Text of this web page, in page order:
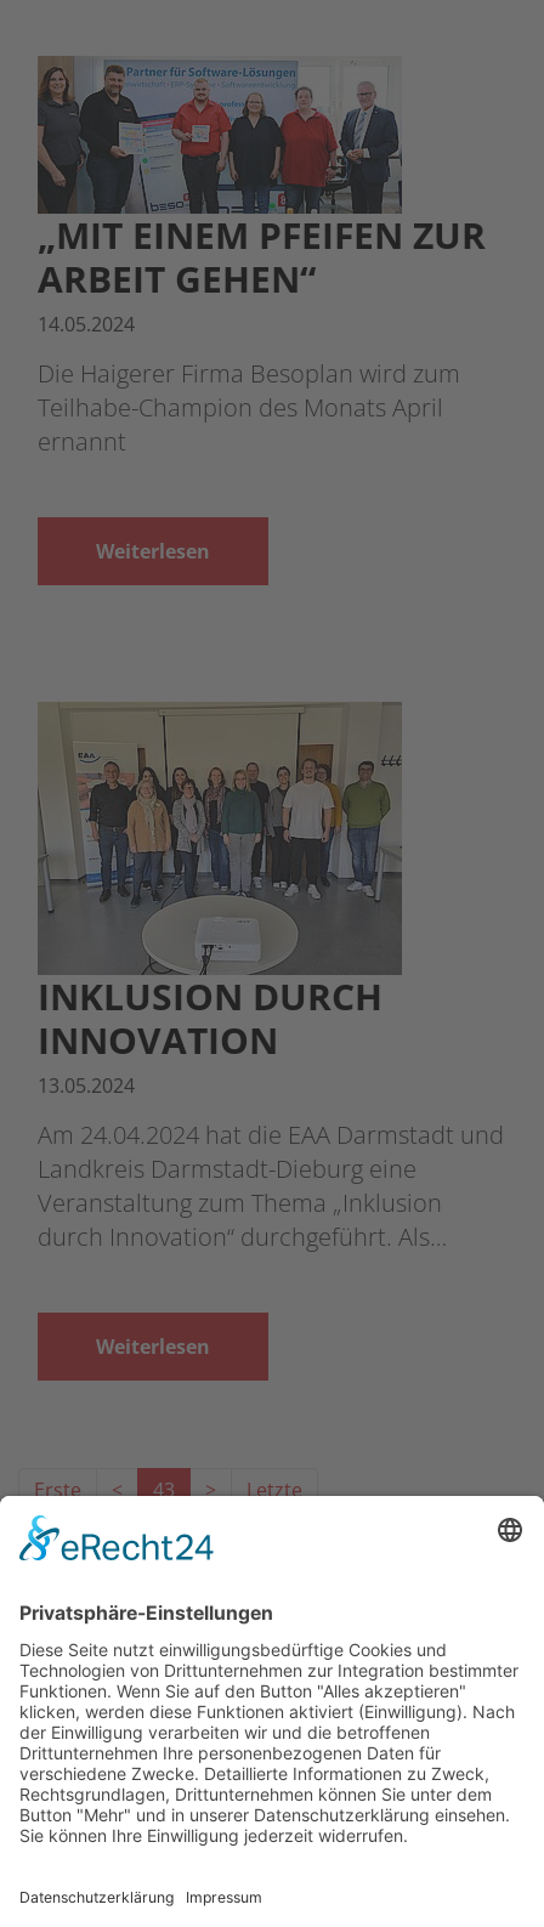
„MIT EINEM PFEIFEN ZUR
ARBEIT GEHEN“
14.05.2024
Die Haigerer Firma Besoplan wird zum
Teilhabe-Champion des Monats April
ernannt
Weiterlesen
INKLUSION DURCH
INNOVATION
13.05.2024
Am 24.04.2024 hat die EAA Darmstadt und
Landkreis Darmstadt-Dieburg eine
Veranstaltung zum Thema „Inklusion
durch Innovation“ durchgeführt. Als…
Weiterlesen
Erste < 43 > Letzte
Das Projekt zur Implementierung der Einheitlichen
Ansprechstellen für Arbeitgeber gemäß § 185a SGB IX in
Hessen wird gefördert aus Mitteln des LWV Hessen
Integrationsamtes. Das Projekt wird unter Einbindung
des Hessischen Ministeriums für Arbeit, Integration,
Jugend und Soziales von der Forschungsstelle des
Bildungswerks der Hessischen Wirtschaft e. V.
durchgeführt.